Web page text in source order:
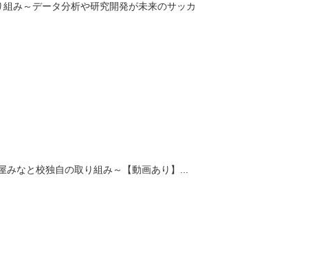
み～データ分析や研究開発が未来のサッカ
みなと校独自の取り組み～【動画あり】...